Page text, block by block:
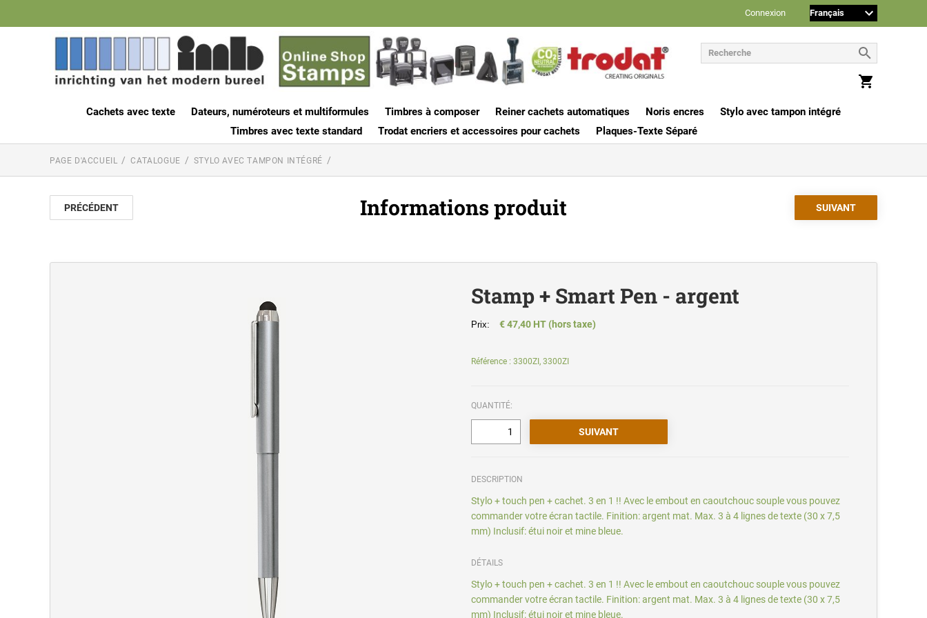
Connexion
Cachets avec texte Dateurs, numéroteurs et multiformules Timbres à composer Reiner cachets automatiques Noris encres
Stylo avec tampon intégré
Timbres avec texte standard
Trodat encriers et accessoires pour cachets Plaques-Texte Séparé
PAGE D'ACCUEIL CATALOGUE STYLO AVEC TAMPON INTÉGRÉ
PRÉCÉDENT Informations produit
Stamp + Smart Pen - argent
Prix: € 47,40 HT (hors taxe)
Référence : 3300ZI, 3300ZI
QUANTITÉ:
DESCRIPTION
Stylo + touch pen + cachet. 3 en 1 !! Avec le embout en caoutchouc souple vous pouvez
commander votre écran tactile. Finition: argent mat. Max. 3 à 4 lignes de texte (30 x 7,5
mm) Inclusif: étui noir et mine bleue.
DÉTAILS
Stylo + touch pen + cachet. 3 en 1 !! Avec le embout en caoutchouc souple vous pouvez
commander votre écran tactile. Finition: argent mat. Max. 3 à 4 lignes de texte (30 x 7,5
mm) Inclusif: étui noir et mine bleue.